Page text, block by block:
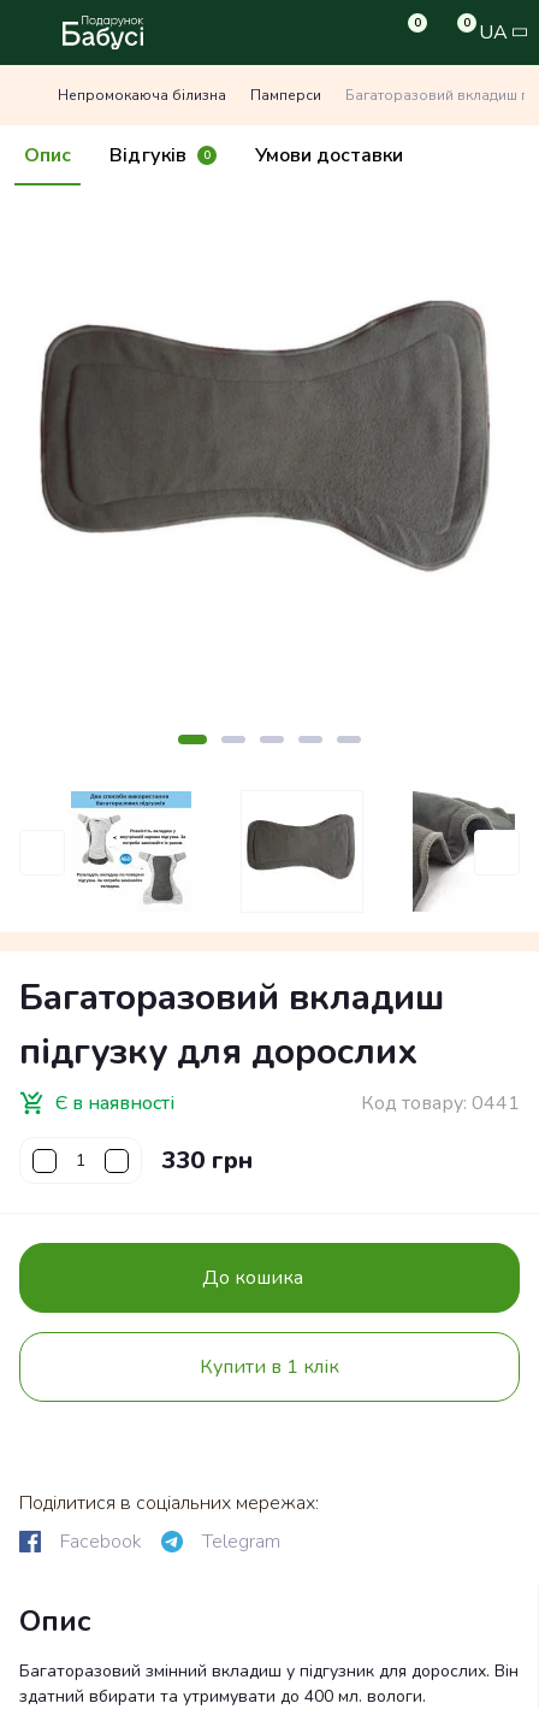
0 0 UA
Непромокаюча білизна Памперси Багаторазовий вкладиш
Опис Відгуків 0 Умови доставки
Багаторазовий вкладиш
підгузку для дорослих
Є в наявності Код товару: 0441
330 грн
До кошика
Купити в 1 клік
Поділитися в соціальних мережах:
Facebook
Telegram
Опис
Багаторазовий змінний вкладиш у підгузник для дорослих. Він
здатний вбирати та утримувати до 400 мл. вологи.